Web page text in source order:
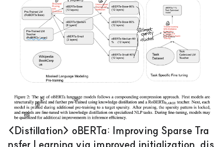
적용할 수 있다는 특징, 즉 scability가 특징이다. 배경 LLM이 크게 주목을 받
으면서 이를 운용하기 위해 필요한 자원상의 한계가 항상 지적되었습니다. 덕분
에 적은 자원을 사용하면서도 준수한 성능을 유지할 수 있도록 하는 기법들이
많이 연구되었습니다. 그중에서도 Knowledge Distillation(KD) 방식도 아주
활발히 사용되는데, 큰 ..
<Distillation> oBERTa: Improving Sparse Tra
nsfer Learning via improved initialization, dis